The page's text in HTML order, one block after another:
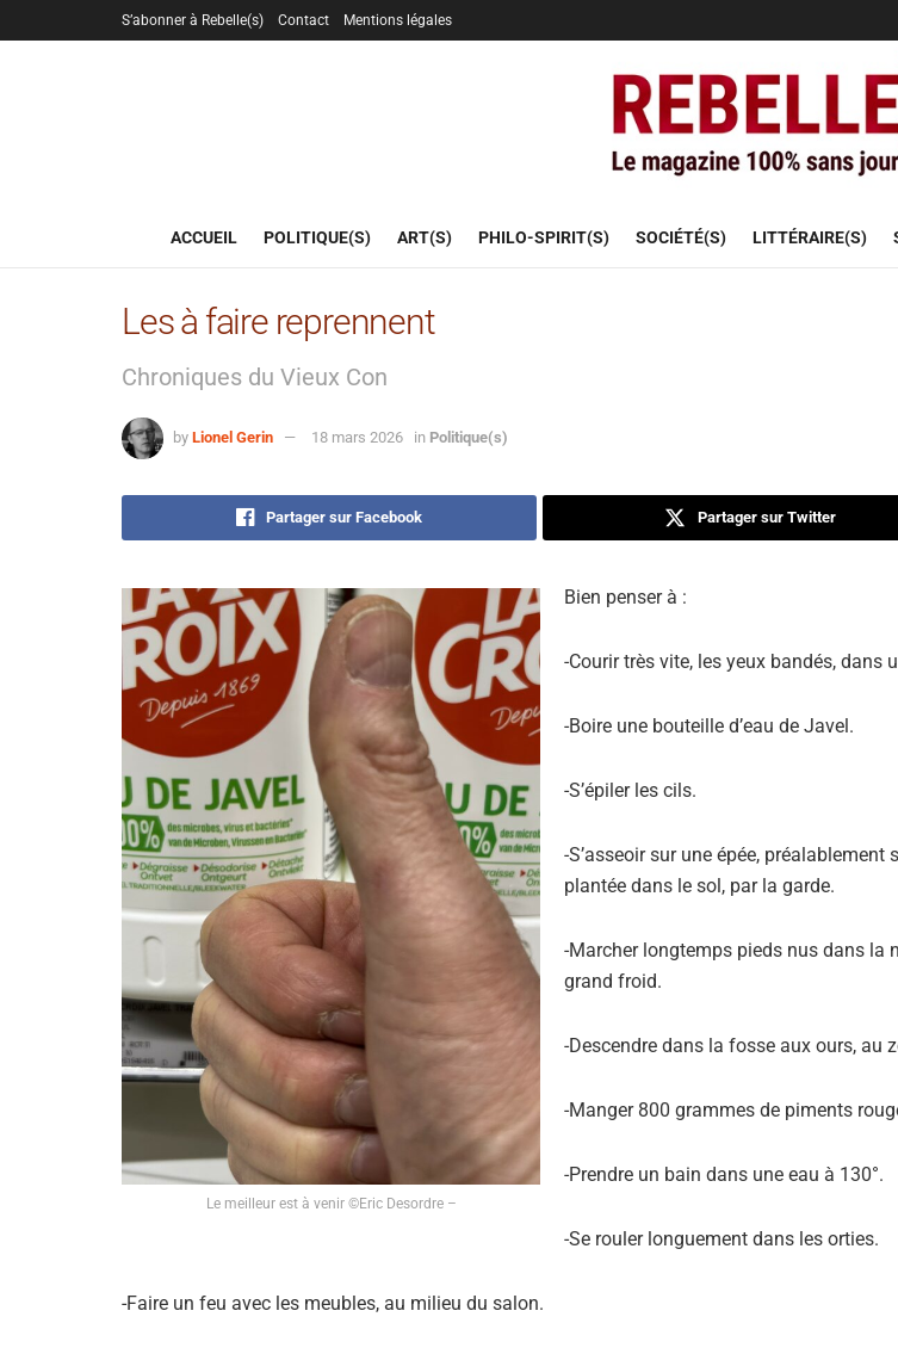
S’abonner à Rebelle(s) Contact Mentions légales
ACCUEIL POLITIQUE(S) ART(S) PHILO-SPIRIT(S) SOCIÉTÉ(S) LITTÉRAIRE(S)
Les à faire reprennent
Chroniques du Vieux Con
by Lionel Gerin 18 mars 2026 in Politique(s)
Partager sur Facebook Partager sur Twitter
Le meilleur est à venir ©Eric Desordre –
Bien penser à :
-Courir très vite, les yeux bandés, dans
-Boire une bouteille d’eau de Javel.
-S’épiler les cils.
-S’asseoir sur une épée, préalablement
plantée dans le sol, par la garde.
-Marcher longtemps pieds nus dans la
grand froid.
-Descendre dans la fosse aux ours, au
-Manger 800 grammes de piments
-Prendre un bain dans une eau à 130°.
-Se rouler longuement dans les orties.
-Faire un feu avec les meubles, au milieu du salon.